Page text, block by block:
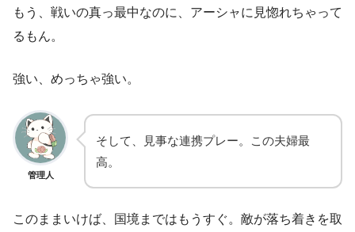
もう、戦いの真っ最中なのに、アーシャに見惚れちゃって
るもん。
強い、めっちゃ強い。
管理人
そして、見事な連携プレー。この夫婦最
高。
このままいけば、国境まではもうすぐ。敵が落ち着きを取